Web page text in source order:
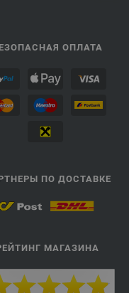
ОПЛАТА
ПО ДОСТАВКЕ
МАГАЗИНА